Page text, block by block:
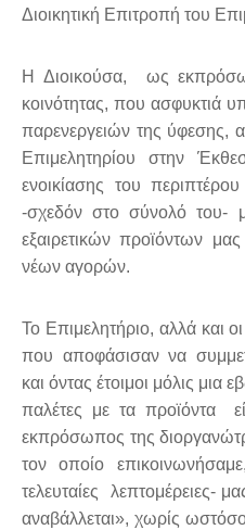
Διοικητική Επιτροπή του
Η Διοικούσα, ως
κοινότητας, που ασφυκτιά
παρενεργειών της ύφεσης,
Επιμελητηρίου στην
ενοικίασης του
-σχεδόν στο σύνολό του-
εξαιρετικών προϊόντων
νέων αγορών.
Το Επιμελητήριο, αλλά και
που αποφάσισαν να
και όντας έτοιμοι μόλις
παλέτες με τα προϊόντα
εκπρόσωπος της
τον οποίο
τελευταίες λεπτομέρειες-
αναβάλλεται», χωρίς ωστόσο